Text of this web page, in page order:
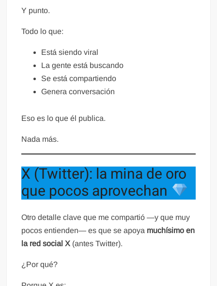
Y punto.
Todo lo que:
Está siendo viral
La gente está buscando
Se está compartiendo
Genera conversación
Eso es lo que él publica.
Nada más.
X (Twitter): la mina de oro
que pocos aprovechan
Otro detalle clave que me compartió —y que muy
pocos entienden— es que se apoya muchísimo en
la red social X (antes Twitter).
¿Por qué?